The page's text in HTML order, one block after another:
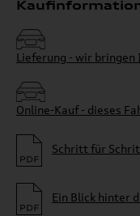
Lieferung - wir
Online-Kauf - dieses
Schritt für
Ein Blick hinter